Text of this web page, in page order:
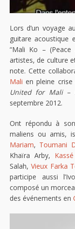
Lors d’un voyage au
guitare acoustique
“Mali Ko –
artistes, de culture
note. Cette
Mali en pleine
United for Mali –
septembre 2012.
Ont répondu à
maliens ou amis,
Mariam, Toumani
Khaïra Arby,
Salah,Vieux Farka
participe aussi
composé un
des événements en